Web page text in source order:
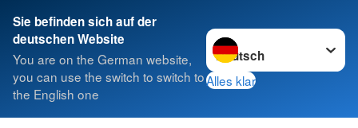
Sie befinden sich auf der
deutschen Website
You are on the German website,
you can use the switch to switch to
the English one
Sprache wechseln zu
Alles klar